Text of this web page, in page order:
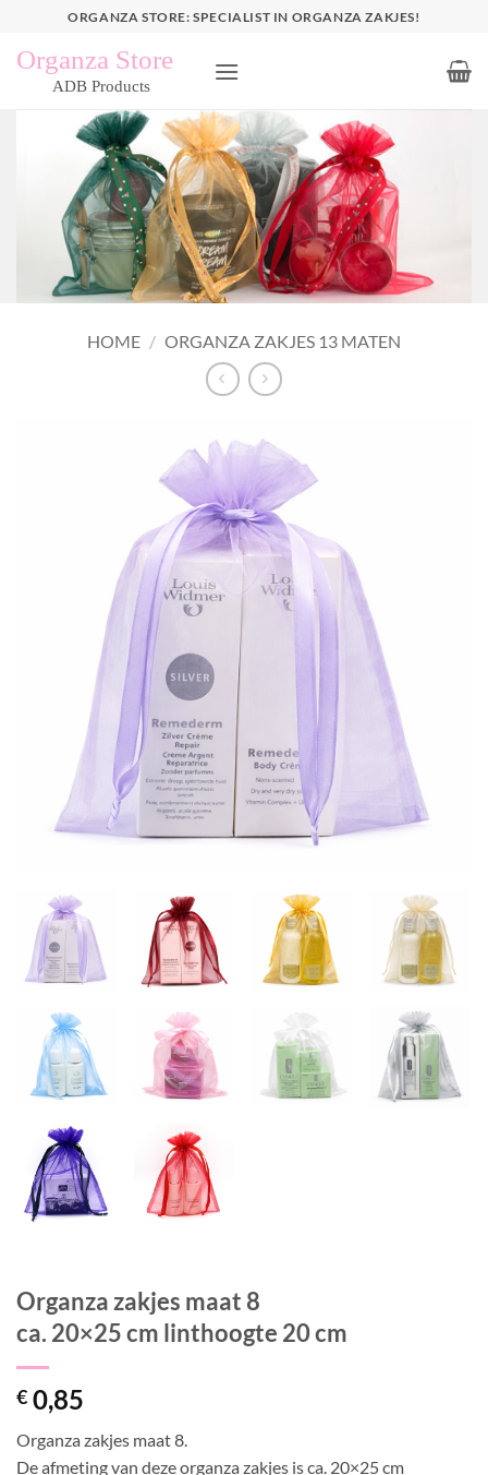
inhoud
ORGANZA STORE: SPECIALIST IN ORGANZA ZAKJES!
HOME / ORGANZA ZAKJES 13 MATEN
Organza zakjes maat 8
ca. 20×25 cm linthoogte 20 cm
€ 0,85
Organza zakjes maat 8.
De afmeting van deze organza zakjes is ca. 20×25 cm